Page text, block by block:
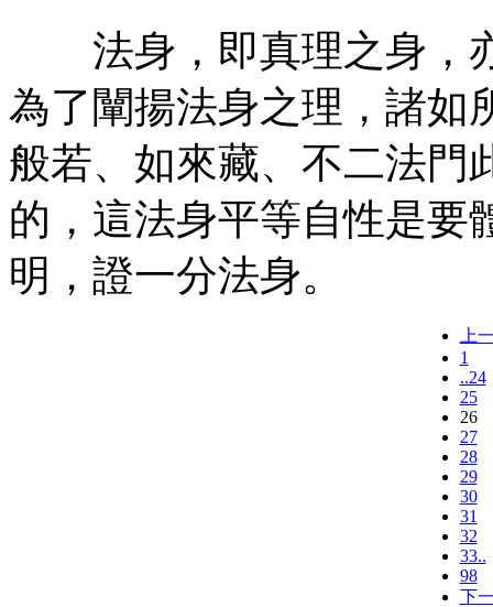
法身，即真理之身，
為了闡揚法身之理，諸如
般若、如來藏、不二法門
的，這法身平等自性是要
明，證一分法身。
上
1
..24
25
26
27
28
29
30
31
32
33..
98
下